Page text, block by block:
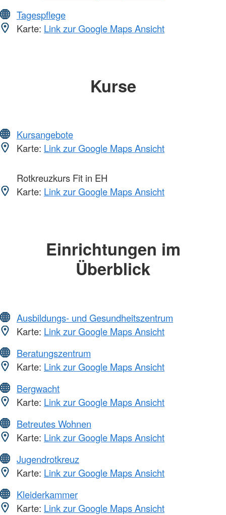
Tagespflege
Karte: Link zur Google Maps Ansicht
Kurse
Kursangebote
Karte: Link zur Google Maps Ansicht
Rotkreuzkurs Fit in EH
Karte: Link zur Google Maps Ansicht
Einrichtungen im
Überblick
Ausbildungs- und Gesundheitszentrum
Karte: Link zur Google Maps Ansicht
Beratungszentrum
Karte: Link zur Google Maps Ansicht
Bergwacht
Karte: Link zur Google Maps Ansicht
Betreutes Wohnen
Karte: Link zur Google Maps Ansicht
Jugendrotkreuz
Karte: Link zur Google Maps Ansicht
Kleiderkammer
Karte: Link zur Google Maps Ansicht